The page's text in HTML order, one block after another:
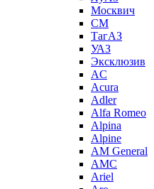
Москвич
СМ
ТагАЗ
УАЗ
Эксклюзив
AC
Acura
Adler
Alfa Romeo
Alpina
Alpine
AM General
AMC
Ariel